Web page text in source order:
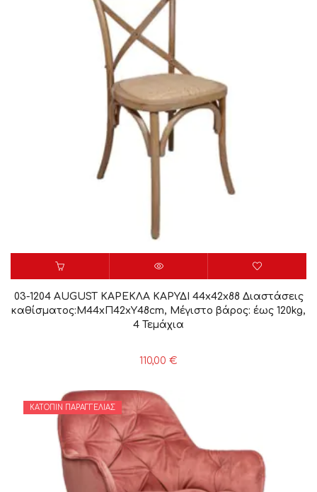
03-1204 AUGUST ΚΑΡΕΚΛΑ ΚΑΡΥΔΙ 44x42x88 Διαστάσεις
καθίσματος:Μ44xΠ42xΥ48cm, Μέγιστο βάρος: έως 120kg,
4 Τεμάχια
110,00 €
ΚΑΤΌΠΙΝ ΠΑΡΑΓΓΕΛΊΑΣ